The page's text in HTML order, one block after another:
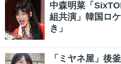
中森明菜「
組共演」韓国ロ
き」
「ミヤネ屋」後